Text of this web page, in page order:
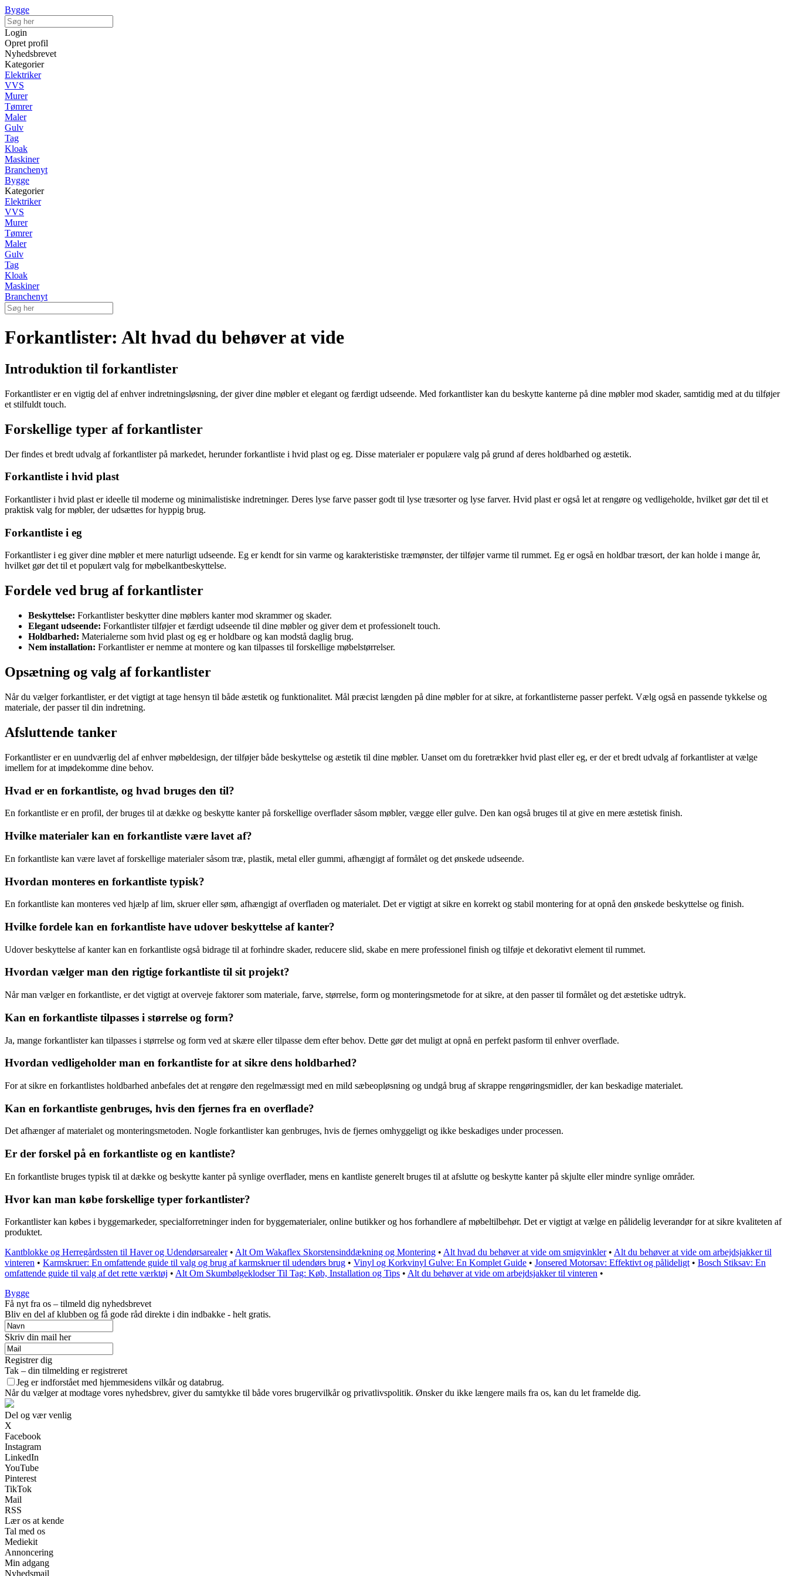
Bygge
Login
Opret profil
Nyhedsbrevet
Kategorier
Elektriker
VVS
Murer
Tømrer
Maler
Gulv
Tag
Kloak
Maskiner
Branchenyt
Bygge
Kategorier
Elektriker
VVS
Murer
Tømrer
Maler
Gulv
Tag
Kloak
Maskiner
Branchenyt
Forkantlister: Alt hvad du behøver at vide
Introduktion til forkantlister
Forkantlister er en vigtig del af enhver indretningsløsning, der giver dine møbler et elegant og færdigt udseende. Med forkantlister kan du beskytte kanterne på dine møbler mod skader, samtidig med at du tilføjer
et stilfuldt touch.
Forskellige typer af forkantlister
Der findes et bredt udvalg af forkantlister på markedet, herunder forkantliste i hvid plast og eg. Disse materialer er populære valg på grund af deres holdbarhed og æstetik.
Forkantliste i hvid plast
Forkantlister i hvid plast er ideelle til moderne og minimalistiske indretninger. Deres lyse farve passer godt til lyse træsorter og lyse farver. Hvid plast er også let at rengøre og vedligeholde, hvilket gør det til et
praktisk valg for møbler, der udsættes for hyppig brug.
Forkantliste i eg
Forkantlister i eg giver dine møbler et mere naturligt udseende. Eg er kendt for sin varme og karakteristiske træmønster, der tilføjer varme til rummet. Eg er også en holdbar træsort, der kan holde i mange år,
hvilket gør det til et populært valg for møbelkantbeskyttelse.
Fordele ved brug af forkantlister
Beskyttelse: Forkantlister beskytter dine møblers kanter mod skrammer og skader.
Elegant udseende: Forkantlister tilføjer et færdigt udseende til dine møbler og giver dem et professionelt touch.
Holdbarhed: Materialerne som hvid plast og eg er holdbare og kan modstå daglig brug.
Nem installation: Forkantlister er nemme at montere og kan tilpasses til forskellige møbelstørrelser.
Opsætning og valg af forkantlister
Når du vælger forkantlister, er det vigtigt at tage hensyn til både æstetik og funktionalitet. Mål præcist længden på dine møbler for at sikre, at forkantlisterne passer perfekt. Vælg også en passende tykkelse og
materiale, der passer til din indretning.
Afsluttende tanker
Forkantlister er en uundværlig del af enhver møbeldesign, der tilføjer både beskyttelse og æstetik til dine møbler. Uanset om du foretrækker hvid plast eller eg, er der et bredt udvalg af forkantlister at vælge
imellem for at imødekomme dine behov.
Hvad er en forkantliste, og hvad bruges den til?
En forkantliste er en profil, der bruges til at dække og beskytte kanter på forskellige overflader såsom møbler, vægge eller gulve. Den kan også bruges til at give en mere æstetisk finish.
Hvilke materialer kan en forkantliste være lavet af?
En forkantliste kan være lavet af forskellige materialer såsom træ, plastik, metal eller gummi, afhængigt af formålet og det ønskede udseende.
Hvordan monteres en forkantliste typisk?
En forkantliste kan monteres ved hjælp af lim, skruer eller søm, afhængigt af overfladen og materialet. Det er vigtigt at sikre en korrekt og stabil montering for at opnå den ønskede beskyttelse og finish.
Hvilke fordele kan en forkantliste have udover beskyttelse af kanter?
Udover beskyttelse af kanter kan en forkantliste også bidrage til at forhindre skader, reducere slid, skabe en mere professionel finish og tilføje et dekorativt element til rummet.
Hvordan vælger man den rigtige forkantliste til sit projekt?
Når man vælger en forkantliste, er det vigtigt at overveje faktorer som materiale, farve, størrelse, form og monteringsmetode for at sikre, at den passer til formålet og det æstetiske udtryk.
Kan en forkantliste tilpasses i størrelse og form?
Ja, mange forkantlister kan tilpasses i størrelse og form ved at skære eller tilpasse dem efter behov. Dette gør det muligt at opnå en perfekt pasform til enhver overflade.
Hvordan vedligeholder man en forkantliste for at sikre dens holdbarhed?
For at sikre en forkantlistes holdbarhed anbefales det at rengøre den regelmæssigt med en mild sæbeopløsning og undgå brug af skrappe rengøringsmidler, der kan beskadige materialet.
Kan en forkantliste genbruges, hvis den fjernes fra en overflade?
Det afhænger af materialet og monteringsmetoden. Nogle forkantlister kan genbruges, hvis de fjernes omhyggeligt og ikke beskadiges under processen.
Er der forskel på en forkantliste og en kantliste?
En forkantliste bruges typisk til at dække og beskytte kanter på synlige overflader, mens en kantliste generelt bruges til at afslutte og beskytte kanter på skjulte eller mindre synlige områder.
Hvor kan man købe forskellige typer forkantlister?
Forkantlister kan købes i byggemarkeder, specialforretninger inden for byggematerialer, online butikker og hos forhandlere af møbeltilbehør. Det er vigtigt at vælge en pålidelig leverandør for at sikre kvaliteten af
produktet.
Kantblokke og Herregårdssten til Haver og Udendørsarealer• Alt Om Wakaflex Skorstensinddækning og Montering • Alt hvad du behøver at vide om smigvinkler• Alt du behøver at vide om arbejdsjakker til
vinteren • Karmskruer: En omfattende guide til valg og brug af karmskruer til udendørs brug • Vinyl og Korkvinyl Gulve: En Komplet Guide • Jonsered Motorsav: Effektivt og pålideligt • Bosch Stiksav: En
omfattende guide til valg af det rette værktøj • Alt Om Skumbølgeklodser Til Tag: Køb, Installation og Tips • Alt du behøver at vide om arbejdsjakker til vinteren •
Bygge
Få nyt fra os – tilmeld dig nyhedsbrevet
Bliv en del af klubben og få gode råd direkte i din indbakke - helt gratis.
Skriv din mail her
Registrer dig
Tak – din tilmelding er registreret
Jeg er indforstået med hjemmesidens vilkår og databrug.
Når du vælger at modtage vores nyhedsbrev, giver du samtykke til både vores brugervilkår og privatlivspolitik. Ønsker du ikke længere mails fra os, kan du let framelde dig.
Del og vær venlig
X
Facebook
Instagram
LinkedIn
YouTube
Pinterest
TikTok
Mail
RSS
Lær os at kende
Tal med os
Mediekit
Annoncering
Min adgang
Nyhedsmail